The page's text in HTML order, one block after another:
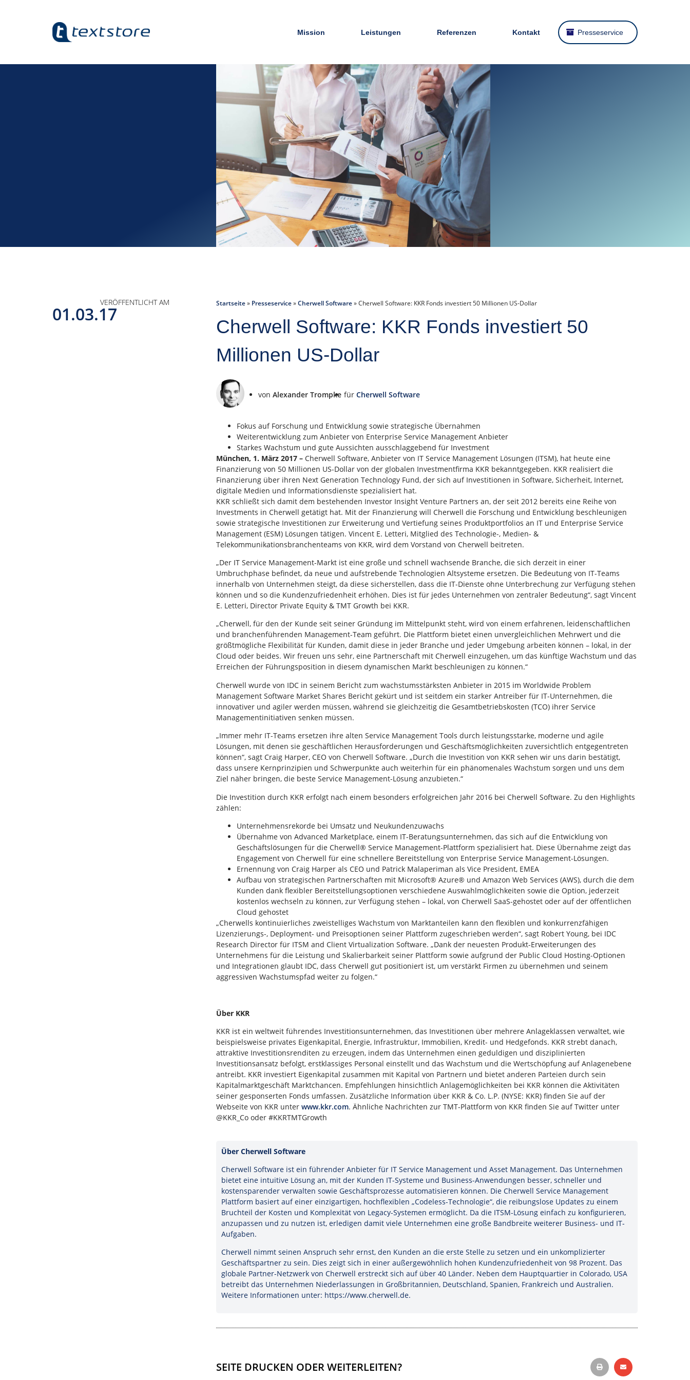
Mission Leistungen Referenzen Kontakt Presseservice
VERÖFFENTLICHT AM
01.03.17 Startseite» Presseservice»Cherwell Software»Cherwell Software: KKR Fonds investiert 50 Millionen US-Dollar
Cherwell Software: KKR Fonds investiert 50
Millionen US-Dollar
vonAlexander Trompke für Cherwell Software
Fokus auf Forschung und Entwicklung sowie strategische Übernahmen
Weiterentwicklung zum Anbieter von Enterprise Service Management Anbieter
Starkes Wachstum und gute Aussichten ausschlaggebend für Investment
München, 1. März 2017 – Cherwell Software, Anbieter von IT Service Management Lösungen (ITSM), hat heute eine
Finanzierung von 50 Millionen US-Dollar von der globalen Investmentfirma KKR bekanntgegeben. KKR realisiert die
Finanzierung über ihren Next Generation Technology Fund, der sich auf Investitionen in Software, Sicherheit, Internet,
digitale Medien und Informationsdienste spezialisiert hat.
KKR schließt sich damit dem bestehenden Investor Insight Venture Partners an, der seit 2012 bereits eine Reihe von
Investments in Cherwell getätigt hat. Mit der Finanzierung will Cherwell die Forschung und Entwicklung beschleunigen
sowie strategische Investitionen zur Erweiterung und Vertiefung seines Produktportfolios an IT und Enterprise Service
Management (ESM) Lösungen tätigen. Vincent E. Letteri, Mitglied des Technologie-, Medien- &
Telekommunikationsbranchenteams von KKR, wird dem Vorstand von Cherwell beitreten.
„Der IT Service Management-Markt ist eine große und schnell wachsende Branche, die sich derzeit in einer
Umbruchphase befindet, da neue und aufstrebende Technologien Altsysteme ersetzen. Die Bedeutung von IT-Teams
innerhalb von Unternehmen steigt, da diese sicherstellen, dass die IT-Dienste ohne Unterbrechung zur Verfügung stehen
können und so die Kundenzufriedenheit erhöhen. Dies ist für jedes Unternehmen von zentraler Bedeutung“, sagt Vincent
E. Letteri, Director Private Equity & TMT Growth bei KKR.
„Cherwell, für den der Kunde seit seiner Gründung im Mittelpunkt steht, wird von einem erfahrenen, leidenschaftlichen
und branchenführenden Management-Team geführt. Die Plattform bietet einen unvergleichlichen Mehrwert und die
größtmögliche Flexibilität für Kunden, damit diese in jeder Branche und jeder Umgebung arbeiten können – lokal, in der
Cloud oder beides. Wir freuen uns sehr, eine Partnerschaft mit Cherwell einzugehen, um das künftige Wachstum und das
Erreichen der Führungsposition in diesem dynamischen Markt beschleunigen zu können.“
Cherwell wurde von IDC in seinem Bericht zum wachstumsstärksten Anbieter in 2015 im Worldwide Problem
Management Software Market Shares Bericht gekürt und ist seitdem ein starker Antreiber für IT-Unternehmen, die
innovativer und agiler werden müssen, während sie gleichzeitig die Gesamtbetriebskosten (TCO) ihrer Service
Managementinitiativen senken müssen.
„Immer mehr IT-Teams ersetzen ihre alten Service Management Tools durch leistungsstarke, moderne und agile
Lösungen, mit denen sie geschäftlichen Herausforderungen und Geschäftsmöglichkeiten zuversichtlich entgegentreten
können“, sagt Craig Harper, CEO von Cherwell Software. „Durch die Investition von KKR sehen wir uns darin bestätigt,
dass unsere Kernprinzipien und Schwerpunkte auch weiterhin für ein phänomenales Wachstum sorgen und uns dem
Ziel näher bringen, die beste Service Management-Lösung anzubieten.“
Die Investition durch KKR erfolgt nach einem besonders erfolgreichen Jahr 2016 bei Cherwell Software. Zu den Highlights
zählen:
Unternehmensrekorde bei Umsatz und Neukundenzuwachs
Übernahme von Advanced Marketplace, einem IT-Beratungsunternehmen, das sich auf die Entwicklung von
Geschäftslösungen für die Cherwell® Service Management-Plattform spezialisiert hat. Diese Übernahme zeigt das
Engagement von Cherwell für eine schnellere Bereitstellung von Enterprise Service Management-Lösungen.
Ernennung von Craig Harper als CEO und Patrick Malaperiman als Vice President, EMEA
Aufbau von strategischen Partnerschaften mit Microsoft® Azure® und Amazon Web Services (AWS), durch die dem
Kunden dank flexibler Bereitstellungsoptionen verschiedene Auswahlmöglichkeiten sowie die Option, jederzeit
kostenlos wechseln zu können, zur Verfügung stehen – lokal, von Cherwell SaaS-gehostet oder auf der öffentlichen
Cloud gehostet
„Cherwells kontinuierliches zweistelliges Wachstum von Marktanteilen kann den flexiblen und konkurrenzfähigen
Lizenzierungs-, Deployment- und Preisoptionen seiner Plattform zugeschrieben werden“, sagt Robert Young, bei IDC
Research Director für ITSM and Client Virtualization Software. „Dank der neuesten Produkt-Erweiterungen des
Unternehmens für die Leistung und Skalierbarkeit seiner Plattform sowie aufgrund der Public Cloud Hosting-Optionen
und Integrationen glaubt IDC, dass Cherwell gut positioniert ist, um verstärkt Firmen zu übernehmen und seinem
aggressiven Wachstumspfad weiter zu folgen.“
Über KKR
KKR ist ein weltweit führendes Investitionsunternehmen, das Investitionen über mehrere Anlageklassen verwaltet, wie
beispielsweise privates Eigenkapital, Energie, Infrastruktur, Immobilien, Kredit- und Hedgefonds. KKR strebt danach,
attraktive Investitionsrenditen zu erzeugen, indem das Unternehmen einen geduldigen und disziplinierten
Investitionsansatz befolgt, erstklassiges Personal einstellt und das Wachstum und die Wertschöpfung auf Anlagenebene
antreibt. KKR investiert Eigenkapital zusammen mit Kapital von Partnern und bietet anderen Parteien durch sein
Kapitalmarktgeschäft Marktchancen. Empfehlungen hinsichtlich Anlagemöglichkeiten bei KKR können die Aktivitäten
seiner gesponserten Fonds umfassen. Zusätzliche Information über KKR & Co. L.P. (NYSE: KKR) finden Sie auf der
Webseite von KKR unterwww.kkr.com. Ähnliche Nachrichten zur TMT-Plattform von KKR finden Sie auf Twitter unter
@KKR_Co oder #KKRTMTGrowth
Über Cherwell Software
Cherwell Software ist ein führender Anbieter für IT Service Management und Asset Management. Das Unternehmen
bietet eine intuitive Lösung an, mit der Kunden IT-Systeme und Business-Anwendungen besser, schneller und
kostensparender verwalten sowie Geschäftsprozesse automatisieren können. Die Cherwell Service Management
Plattform basiert auf einer einzigartigen, hochflexiblen „Codeless-Technologie“, die reibungslose Updates zu einem
Bruchteil der Kosten und Komplexität von Legacy-Systemen ermöglicht. Da die ITSM-Lösung einfach zu konfigurieren,
anzupassen und zu nutzen ist, erledigen damit viele Unternehmen eine große Bandbreite weiterer Business- und IT-
Aufgaben.
Cherwell nimmt seinen Anspruch sehr ernst, den Kunden an die erste Stelle zu setzen und ein unkomplizierter
Geschäftspartner zu sein. Dies zeigt sich in einer außergewöhnlich hohen Kundenzufriedenheit von 98 Prozent. Das
globale Partner-Netzwerk von Cherwell erstreckt sich auf über 40 Länder. Neben dem Hauptquartier in Colorado, USA
betreibt das Unternehmen Niederlassungen in Großbritannien, Deutschland, Spanien, Frankreich und Australien.
Weitere Informationen unter: https://www.cherwell.de.
SEITE DRUCKEN ODER WEITERLEITEN?